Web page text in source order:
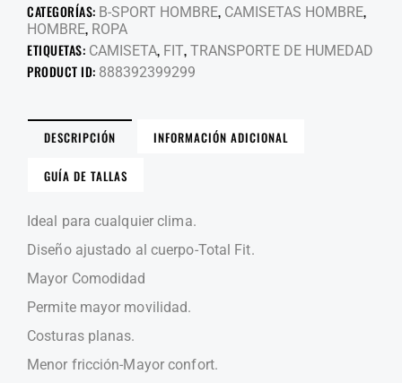
CATEGORÍAS: B-SPORT HOMBRE, CAMISETAS HOMBRE,
HOMBRE, ROPA
ETIQUETAS: CAMISETA, FIT, TRANSPORTE DE HUMEDAD
PRODUCT ID: 888392399299
DESCRIPCIÓN INFORMACIÓN ADICIONAL
GUÍA DE TALLAS
Ideal para cualquier clima.
Diseño ajustado al cuerpo-Total Fit.
Mayor Comodidad
Permite mayor movilidad.
Costuras planas.
Menor fricción-Mayor confort.